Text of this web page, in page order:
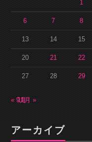
1
6 7 8
13 14 15
20 21 22
27 28 29
« 9月
11月 »
アーカイブ